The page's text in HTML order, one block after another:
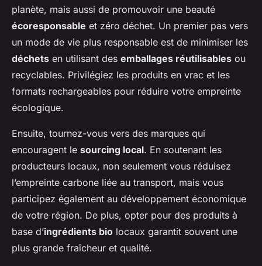
planète, mais aussi de promouvoir une beauté
écoresponsable et zéro déchet. Un premier pas vers
un mode de vie plus responsable est de minimiser les
déchets en utilisant des emballages réutilisables ou
recyclables. Privilégiez les produits en vrac et les
formats rechargeables pour réduire votre empreinte
écologique.
Ensuite, tournez-vous vers des marques qui
encouragent le sourcing local. En soutenant les
producteurs locaux, non seulement vous réduisez
l’empreinte carbone liée au transport, mais vous
participez également au développement économique
de votre région. De plus, opter pour des produits à
base d’ingrédients bio locaux garantit souvent une
plus grande fraîcheur et qualité.